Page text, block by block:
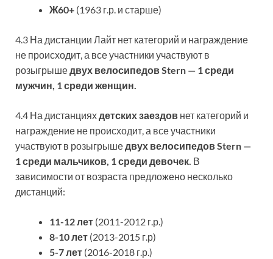
Ж60+ (1963 г.р. и старше)
4.3 На дистанции Лайт нет категорий и награждение
не происходит, а все участники участвуют в
розыгрышедвух велосипедов Stern — 1 среди
мужчин, 1 среди женщин.
4.4 На дистанцияхдетских заездов нет категорий и
награждение не происходит, а все участники
участвуют в розыгрышедвух велосипедов Stern —
1 среди мальчиков, 1 среди девочек. В
зависимости от возраста предложено несколько
дистанций:
11-12 лет (2011-2012 г.р.)
8-10 лет (2013-2015 г.р)
5-7лет (2016-2018 г.р.)